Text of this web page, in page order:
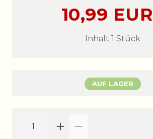
10,99 EUR
Inhalt 1 Stück
AUF LAGER